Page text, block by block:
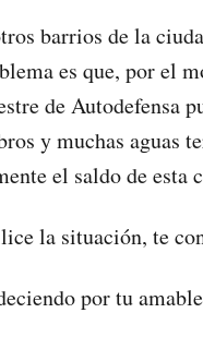
barrios de la
es que, por el
de Autodefensa
y muchas aguas
el saldo de esta
la situación, te
por tu